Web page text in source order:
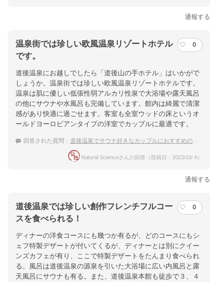
通報する
温泉街では珍しい欧風温泉リゾートホテル
です。
0
道後温泉にお越しでしたら「道後山の手ホテル」はいかがで
しょうか。温泉街では珍しい欧風温泉リゾートホテルです。
温泉は肌に優しい低張性弱アルカリ性泉で大浴場や露天風呂
の他にサウナや水風呂も完備しています。館内は綺麗で清潔
感があり快適に過ごせます。客室も全室ウッドの床というオ
ールドヨーロピアンタイプの洋室でカップルに最適です。
回答された質問： 道後温泉でサウナ好きなカップルにおすすめの宿を教えて！
Natural Scienceさんの回答（投稿日：2023/10/ 4）
通報する
道後温泉では珍しい創作フレンチフルコー
スを食べられる！
0
ディナーの洋食コースにも幾つか有るが、どのコースにもシ
ェフ特製デザートが付いてくるが、ディナーとは別にクイー
ンズカフェが有り、ここで特製デザートをたんまり食べられ
る。風呂は道後温泉の源泉を引いた大浴場に広い内風呂と露
天風呂にサウナも有る。また、道後温泉本館も徒歩で３、４